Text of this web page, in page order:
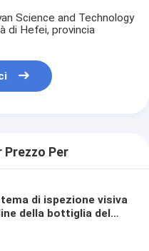
Science and Technology
di Hefei, provincia
Prezzo Per
di ispezione visiva
della bottiglia del